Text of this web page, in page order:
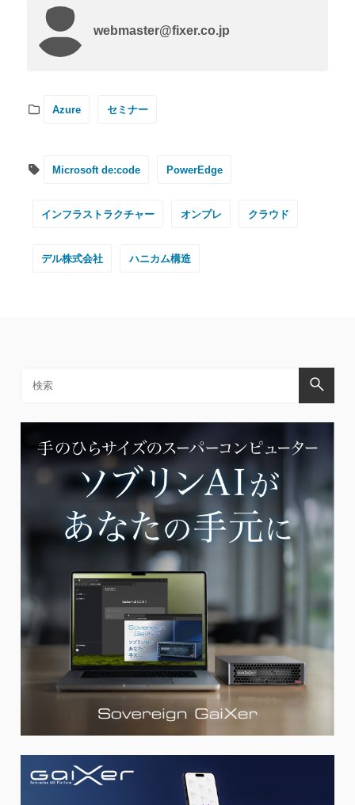
webmaster@fixer.co.jp
Azure セミナー
Microsoft de:code PowerEdge
インフラストラクチャー オンプレ クラウド
デル株式会社 ハニカム構造